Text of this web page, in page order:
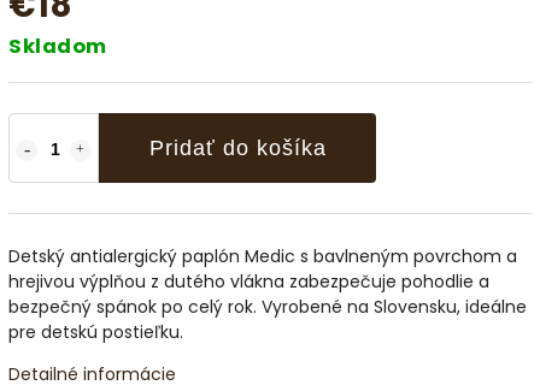
Skladom
Pridať do košíka
Detský antialergický paplón Medic s bavlneným povrchom a
hrejivou výplňou z dutého vlákna zabezpečuje pohodlie a
bezpečný spánok po celý rok. Vyrobené na Slovensku, ideálne
pre detskú postieľku.
Detailné informácie